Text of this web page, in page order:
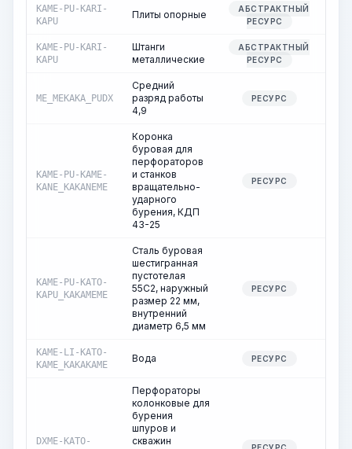
KAME-PU-KARI-
KAPU
Плиты опорные
АБСТРАКТНЫЙ
РЕСУРС
KAME-PU-KARI-
KAPU
Штанги
металлические
АБСТРАКТНЫЙ
РЕСУРС
ME_MEKAKA_PUDX
Средний
разряд работы
4,9
РЕСУРС
KAME-PU-KAME-
KANE_KAKANEME
Коронка
буровая для
перфораторов
и станков
вращательно-
ударного
бурения, КДП
43-25
РЕСУРС
KAME-PU-KATO-
KAPU_KAKAMEME
Сталь буровая
шестигранная
пустотелая
55С2, наружный
размер 22 мм,
внутренний
диаметр 6,5 мм
РЕСУРС
KAME-LI-KATO-
KAME_KAKAKAME
Вода РЕСУРС
DXME-KATO-
Перфораторы
колонковые для
бурения
шпуров и
скважин